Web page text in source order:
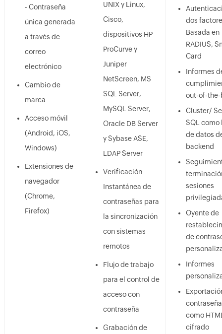
- Contraseña
única generada
a través de
correo
electrónico
Cambio de
marca
Acceso móvil
(Android, iOS,
Windows)
Extensiones de
navegador
(Chrome,
Firefox)
UNIX y Linux,
Cisco,
dispositivos HP
ProCurve y
Juniper
NetScreen, MS
SQL Server,
MySQL Server,
Oracle DB Server
y Sybase ASE,
LDAP Server
Verificación
Instantánea de
contraseñas para
la sincronización
con sistemas
remotos
Flujo de trabajo
para el control de
acceso con
contraseña
Grabación de
dos
Basada en
RADIUS,
Card
Informes
out-of-the-
Cluster/
SQL como
de datos
backend
sesiones
Oyente de
de
Informes
como
cifrado